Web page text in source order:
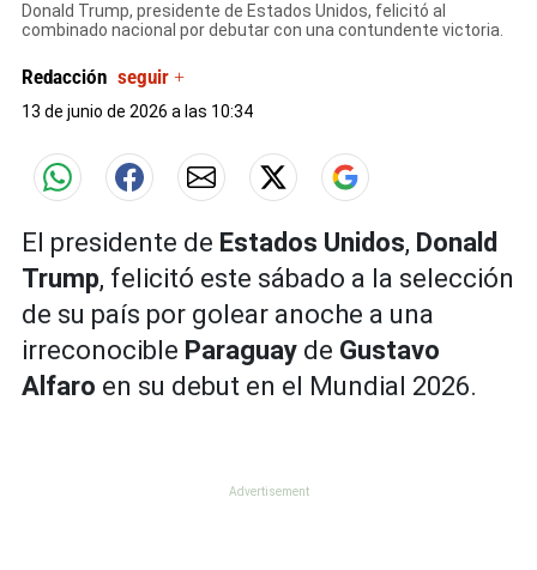
Donald Trump, presidente de Estados Unidos, felicitó al
combinado nacional por debutar con una contundente victoria.
Redacción seguir +
13 de junio de 2026 a las 10:34
El presidente de Estados Unidos, Donald
Trump, felicitó este sábado a la selección
de su país por golear anoche a una
irreconocible Paraguay de Gustavo
Alfaro en su debut en el Mundial 2026.